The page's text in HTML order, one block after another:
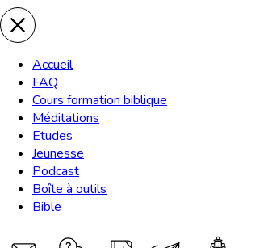
Accueil
FAQ
Cours formation biblique
Méditations
Etudes
Jeunesse
Podcast
Boîte à outils
Bible